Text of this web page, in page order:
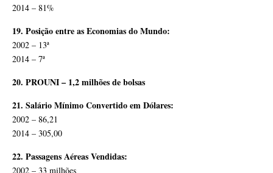
2014 – 81%
19. Posição entre as Economias do Mundo:
2002 – 13ª
2014 – 7ª
20. PROUNI – 1,2 milhões de bolsas
21. Salário Mínimo Convertido em Dólares:
2002 – 86,21
2014 – 305,00
22. Passagens Aéreas Vendidas:
2002 – 33 milhões